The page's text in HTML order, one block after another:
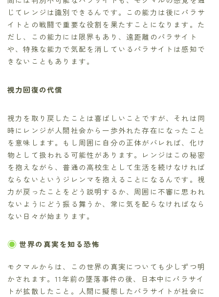
じてレンジは識別できるんです。この能力は後にパラサ
イトとの戦闘で重要な役割を果たすことになります。た
だし、この能力には限界もあり、遠距離のパラサイト
や、特殊な能力で気配を消しているパラサイトは感知で
きないこともあります。
視力回復の代償
視力を取り戻したことは喜ばしいことですが、それは同
時にレンジが人間社会から一歩外れた存在になったこと
を意味します。もし周囲に自分の正体がバレれば、化け
物として扱われる可能性があります。レンジはこの秘密
を抱えながら、普通の高校生として生活を続けなければ
ならないというジレンマを抱えることになるんです。視
力が戻ったことをどう説明するか、周囲に不審に思われ
ないようにどう振る舞うか、常に気を配らなければなら
ない日々が始まります。
世界の真実を知る恐怖
モクマルからは、この世界の真実についても少しずつ明
かされます。11年前の墜落事件の後、日本中にパラサイ
トが拡散したこと。人間に擬態したパラサイトが社会に